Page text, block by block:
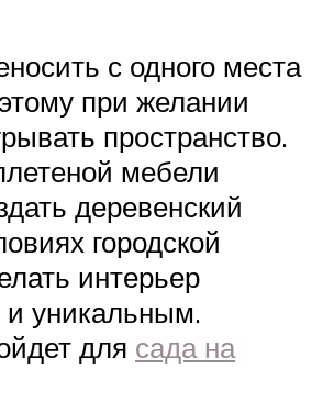
с одного места
при желании
пространство.
мебели
деревенский
городской
интерьер
уникальным.
для сада на